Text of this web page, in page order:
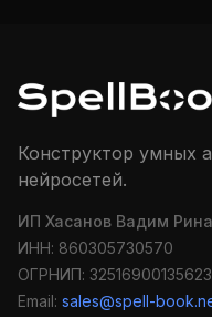
Конструктор умных
нейросетей.
ИП Хасанов Вадим
ИНН: 860305730570
ОГРНИП: 32516900135623
Email: sales@spell-